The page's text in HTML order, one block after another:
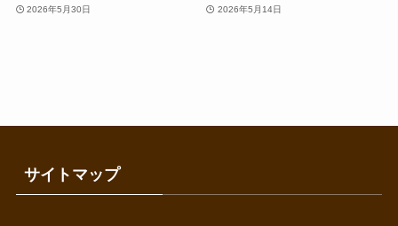
2026年5月30日 2026年5月14日
サイトマップ